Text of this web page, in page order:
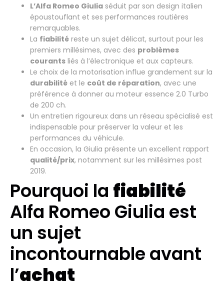
L’Alfa Romeo Giulia séduit par son design italien
époustouflant et ses performances routières
remarquables.
La fiabilité reste un sujet délicat, surtout pour les
premiers millésimes, avec des problèmes
courants liés à l’électronique et aux capteurs.
Le choix de la motorisation influe grandement sur la
durabilité et le coût de réparation, avec une
préférence à donner au moteur essence 2.0 Turbo
de 200 ch.
Un entretien rigoureux dans un réseau spécialisé est
indispensable pour préserver la valeur et les
performances du véhicule.
En occasion, la Giulia présente un excellent rapport
qualité/prix, notamment sur les millésimes post
2019.
Pourquoi la fiabilité
Alfa Romeo Giulia est
un sujet
incontournable avant
l’achat